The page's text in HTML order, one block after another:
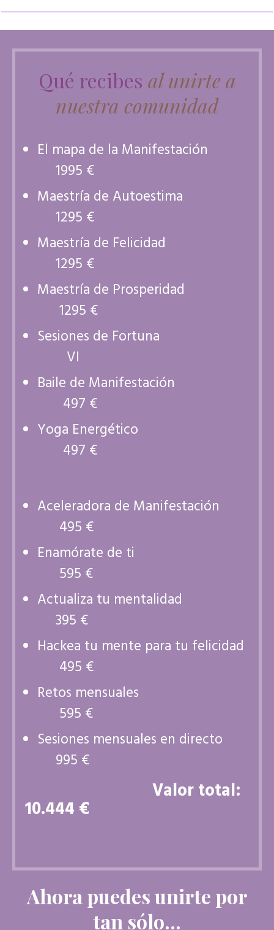
Qué recibes al unirte a
nuestra comunidad
El mapa de la Manifestación
1995 €
Maestría de Autoestima
1295 €
Maestría de Felicidad
1295 €
Maestría de Prosperidad
1295 €
Sesiones de Fortuna
VI
Baile de Manifestación
497 €
Yoga Energético
497 €
Aceleradora de Manifestación
495 €
Enamórate de ti
595 €
Actualiza tu mentalidad
395 €
Hackea tu mente para tu felicidad
495 €
Retos mensuales
595 €
Sesiones mensuales en directo
995 €
Valor total:
10.444 €
Ahora puedes unirte por
tan sólo...